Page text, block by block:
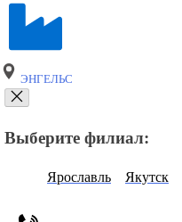
ЭНГЕЛЬС
Выберите филиал:
Ярославль Якутск